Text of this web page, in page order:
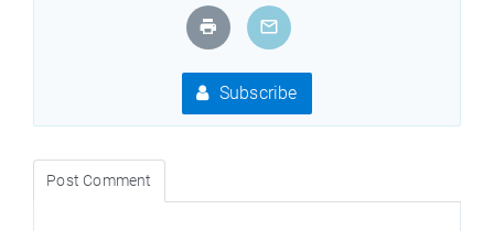
Subscribe
Post Comment